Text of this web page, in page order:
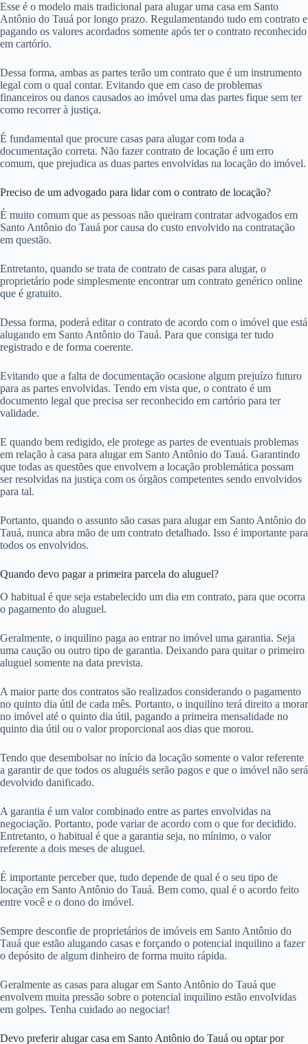
Esse é o modelo mais tradicional para alugar uma casa em Santo
Antônio do Tauá por longo prazo. Regulamentando tudo em contrato e
pagando os valores acordados somente após ter o contrato reconhecido
em cartório.
Dessa forma, ambas as partes terão um contrato que é um instrumento
legal com o qual contar. Evitando que em caso de problemas
financeiros ou danos causados ao imóvel uma das partes fique sem ter
como recorrer à justiça.
É fundamental que procure casas para alugar com toda a
documentação correta. Não fazer contrato de locação é um erro
comum, que prejudica as duas partes envolvidas na locação do imóvel.
Preciso de um advogado para lidar com o contrato de locação?
É muito comum que as pessoas não queiram contratar advogados em
Santo Antônio do Tauá por causa do custo envolvido na contratação
em questão.
Entretanto, quando se trata de contrato de casas para alugar, o
proprietário pode simplesmente encontrar um contrato genérico online
que é gratuito.
Dessa forma, poderá editar o contrato de acordo com o imóvel que está
alugando em Santo Antônio do Tauá. Para que consiga ter tudo
registrado e de forma coerente.
Evitando que a falta de documentação ocasione algum prejuízo futuro
para as partes envolvidas. Tendo em vista que, o contrato é um
documento legal que precisa ser reconhecido em cartório para ter
validade.
E quando bem redigido, ele protege as partes de eventuais problemas
em relação à casa para alugar em Santo Antônio do Tauá. Garantindo
que todas as questões que envolvem a locação problemática possam
ser resolvidas na justiça com os órgãos competentes sendo envolvidos
para tal.
Portanto, quando o assunto são casas para alugar em Santo Antônio do
Tauá, nunca abra mão de um contrato detalhado. Isso é importante para
todos os envolvidos.
Quando devo pagar a primeira parcela do aluguel?
O habitual é que seja estabelecido um dia em contrato, para que ocorra
o pagamento do aluguel.
Geralmente, o inquilino paga ao entrar no imóvel uma garantia. Seja
uma caução ou outro tipo de garantia. Deixando para quitar o primeiro
aluguel somente na data prevista.
A maior parte dos contratos são realizados considerando o pagamento
no quinto dia útil de cada mês. Portanto, o inquilino terá direito a morar
no imóvel até o quinto dia útil, pagando a primeira mensalidade no
quinto dia útil ou o valor proporcional aos dias que morou.
Tendo que desembolsar no início da locação somente o valor referente
a garantir de que todos os aluguéis serão pagos e que o imóvel não será
devolvido danificado.
A garantia é um valor combinado entre as partes envolvidas na
negociação. Portanto, pode variar de acordo com o que for decidido.
Entretanto, o habitual é que a garantia seja, no mínimo, o valor
referente a dois meses de aluguel.
É importante perceber que, tudo depende de qual é o seu tipo de
locação em Santo Antônio do Tauá. Bem como, qual é o acordo feito
entre você e o dono do imóvel.
Sempre desconfie de proprietários de imóveis em Santo Antônio do
Tauá que estão alugando casas e forçando o potencial inquilino a fazer
o depósito de algum dinheiro de forma muito rápida.
Geralmente as casas para alugar em Santo Antônio do Tauá que
envolvem muita pressão sobre o potencial inquilino estão envolvidas
em golpes. Tenha cuidado ao negociar!
Devo preferir alugar casa em Santo Antônio do Tauá ou optar por